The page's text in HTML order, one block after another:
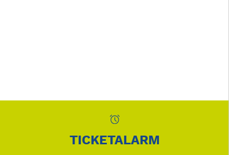
TICKETALARM